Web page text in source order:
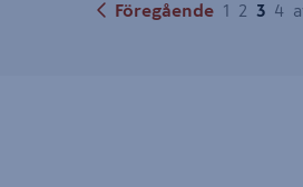
Föregående 1 2 3 4